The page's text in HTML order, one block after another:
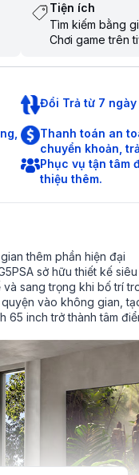
Tiện ích
Tìm kiếm bằng
Chơi game trên
Trợ lý ảo
Tìm kiếm giọng
Đổi Trả từ 7
Thanh toán an
chuyển khoản,
Phục vụ tận tâm
thiệu thêm.
thêm phần hiện đại
sở hữu thiết kế
sang trọng khi bố trí
vào không gian,
65 inch trở thành tâm